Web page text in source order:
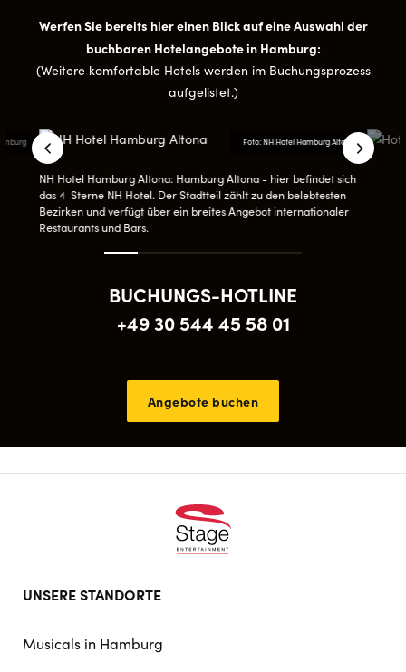
Werfen Sie bereits hier einen Blick auf eine Auswahl der
buchbaren Hotelangebote in Hamburg:
(Weitere komfortable Hotels werden im Buchungsprozess
aufgelistet.)
Foto: NH Hotel Hamburg Altona
NH Hotel Hamburg Altona: Hamburg Altona - hier befindet sich
das 4-Sterne NH Hotel. Der Stadtteil zählt zu den belebtesten
Bezirken und verfügt über ein breites Angebot internationaler
Restaurants und Bars.
BU­CHUNGS-HOT­LINE
+49 30 544 45 58 01
Angebote buchen
UNSERE STANDORTE
Musicals in Hamburg